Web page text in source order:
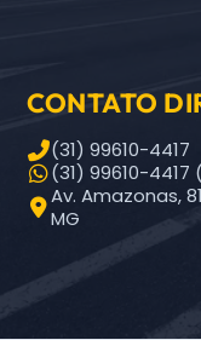
CONTATO
(31) 99610-4417
(31) 99610-
Av. Amazonas,
MG